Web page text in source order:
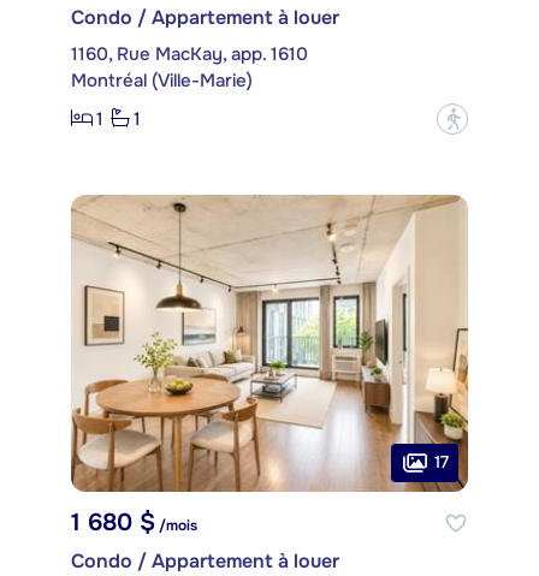
Condo / Appartement à louer
1160, Rue MacKay, app. 1610
Montréal (Ville-Marie)
1
1 ?
17
1 680 $/mois
Condo / Appartement à louer